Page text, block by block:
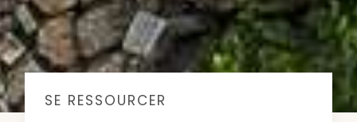
SE RESSOURCER